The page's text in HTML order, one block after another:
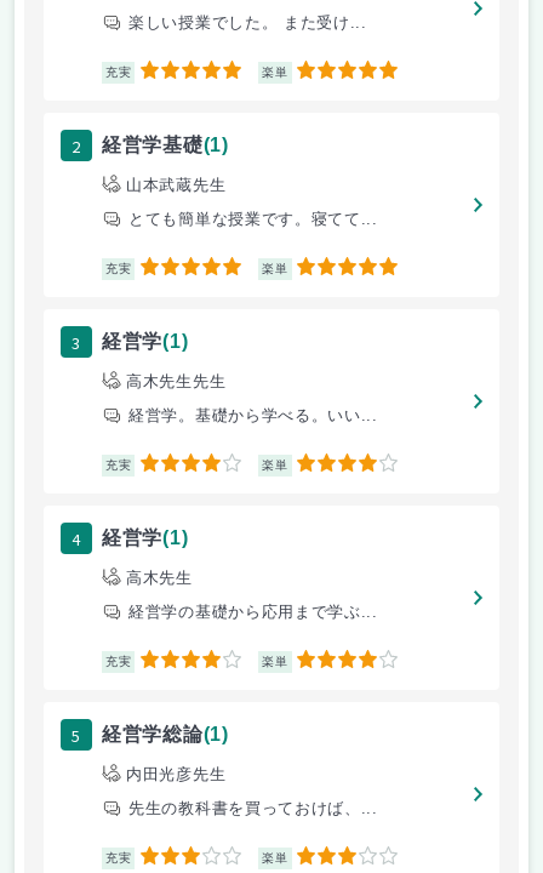
楽しい授業でした。 また受け...
充実 5 楽単 5
2 経営学基礎(1)
山本武蔵先生
とても簡単な授業です。寝てて...
充実 5 楽単 5
3 経営学(1)
高木先生先生
経営学。基礎から学べる。いい...
充実 4 楽単 4
4 経営学(1)
高木先生
経営学の基礎から応用まで学ぶ...
充実 4 楽単 4
5 経営学総論(1)
内田光彦先生
先生の教科書を買っておけば、...
充実 3 楽単 3